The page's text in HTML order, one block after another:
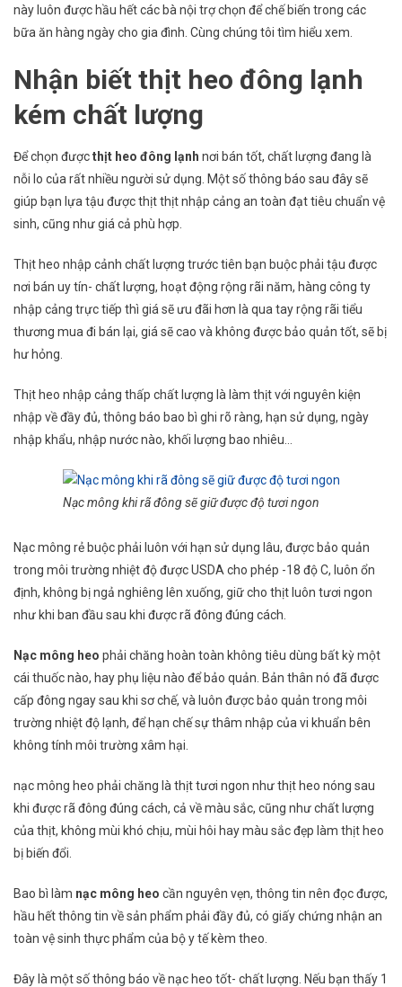
Để
Lạnh
Tốt
Cho
này luôn được hầu hết các bà nội trợ chọn để chế biến trong các
bữa ăn hàng ngày cho gia đình. Cùng chúng tôi tìm hiểu xem.
Nhận biết thịt heo đông lạnh
kém chất lượng
Để chọn đượcthịt heo đông lạnh nơi bán tốt, chất lượng đang là
nỗi lo của rất nhiều người sử dụng. Một số thông báo sau đây sẽ
giúp bạn lựa tậu được thịt thịt nhập cảng an toàn đạt tiêu chuẩn vệ
sinh, cũng như giá cả phù hợp.
Thịt heo nhập cảnh chất lượng trước tiên bạn buộc phải tậu được
nơi bán uy tín- chất lượng, hoạt động rộng rãi năm, hàng công ty
nhập cảng trực tiếp thì giá sẽ ưu đãi hơn là qua tay rộng rãi tiểu
thương mua đi bán lại, giá sẽ cao và không được bảo quản tốt, sẽ bị
hư hỏng.
Thịt heo nhập cảng thấp chất lượng là làm thịt với nguyên kiện
nhập về đầy đủ, thông báo bao bì ghi rõ ràng, hạn sử dụng, ngày
nhập khẩu, nhập nước nào, khối lượng bao nhiêu…
Nạc mông khi rã đông sẽ giữ được độ tươi ngon
Nạc mông rẻ buộc phải luôn với hạn sử dụng lâu, được bảo quản
trong môi trường nhiệt độ được USDA cho phép -18 độ C, luôn ổn
định, không bị ngả nghiêng lên xuống, giữ cho thịt luôn tươi ngon
như khi ban đầu sau khi được rã đông đúng cách.
Nạc mông heo phải chăng hoàn toàn không tiêu dùng bất kỳ một
cái thuốc nào, hay phụ liệu nào để bảo quản. Bản thân nó đã được
cấp đông ngay sau khi sơ chế, và luôn được bảo quản trong môi
trường nhiệt độ lạnh, để hạn chế sự thâm nhập của vi khuẩn bên
không tính môi trường xâm hại.
nạc mông heo phải chăng là thịt tươi ngon như thịt heo nóng sau
khi được rã đông đúng cách, cả về màu sắc, cũng như chất lượng
của thịt, không mùi khó chịu, mùi hôi hay màu sắc đẹp làm thịt heo
bị biến đổi.
Bao bì làm nạc mông heo cần nguyên vẹn, thông tin nên đọc được,
hầu hết thông tin về sản phẩm phải đầy đủ, có giấy chứng nhận an
toàn vệ sinh thực phẩm của bộ y tế kèm theo.
Đây là một số thông báo về nạc heo tốt- chất lượng. Nếu bạn thấy 1